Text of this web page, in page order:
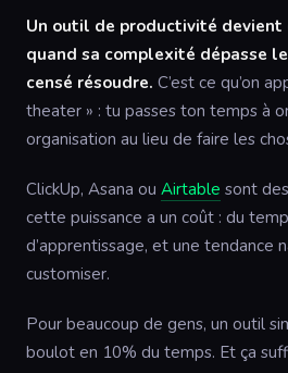
Un outil de productivité
quand sa complexité dépasse
censé résoudre. C’est ce qu’on
theater » : tu passes ton temps à
organisation au lieu de faire les
ClickUp, Asana ou Airtable sont
cette puissance a un coût : du
d’apprentissage, et une tendance
customiser.
Pour beaucoup de gens, un outil
boulot en 10% du temps. Et ça